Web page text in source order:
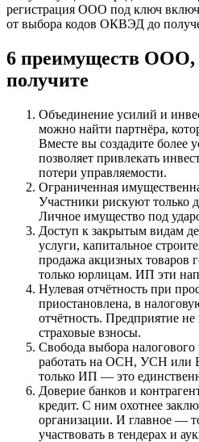
регистрация ООО под ключ
от выбора кодов ОКВЭД до
6 преимуществ ООО,
получите
Объединение усилий и
можно найти партнёра,
Вместе вы создадите
позволяет привлекать
потери управляемости.
Ограниченная
Участники рискуют только
Личное имущество под
Доступ к закрытым видам
услуги, капитальное
продажа акцизных товаров
только юрлицам. ИП эти
Нулевая отчётность при
приостановлена, в
отчётность. Предприятие
страховые взносы.
Свобода выбора
работать на ОСН, УСН или
только ИП — это
Доверие банков и
кредит. С ним охотнее
организации. И главное —
участвовать в тендерах и